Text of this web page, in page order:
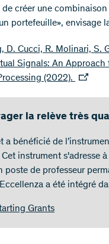
créer une
portefeuille», envisage
D. Cucci, R. Molinari, S.
Signals: An Approach
(2022).
la relève très
a bénéficié de
Cet instrument s'adresse
poste de professeur
a été intégré
Grants